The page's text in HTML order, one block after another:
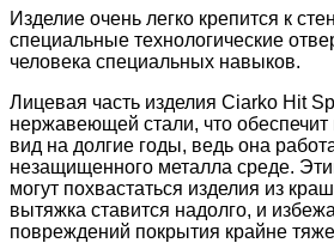
Изделие очень легко крепится к
специальные технологические
человека специальных навыков.
Лицевая часть изделия Ciarko Hit
нержавеющей стали, что обеспечит
вид на долгие годы, ведь она
незащищенного металла среде.
могут похвастаться изделия из
вытяжка ставится надолго, и
повреждений покрытия крайне